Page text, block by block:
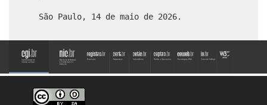
São Paulo, 14 de maio de 2026.